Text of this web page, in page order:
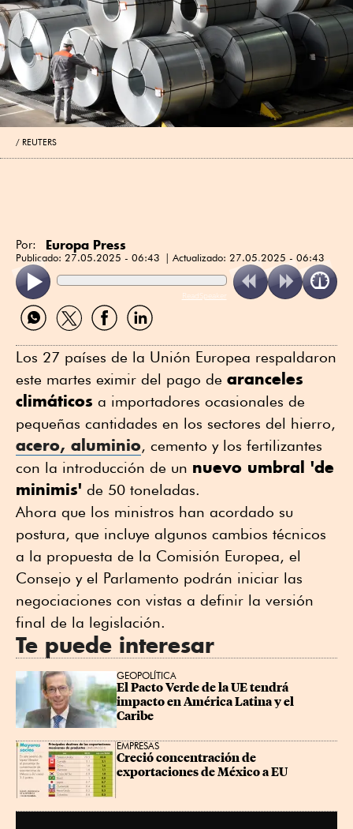
REUTERS
Por: Europa Press
Publicado: 27.05.2025 - 06:43 Actualizado: 27.05.2025 - 06:43
ReadSpeaker
Compartir
por
Compartir
por
Compartir
por
Compartir
por
Los 27 países de la Unión Europea respaldaron
este martes eximir del pago de aranceles
climáticos a importadores ocasionales de
pequeñas cantidades en los sectores del hierro,
acero, aluminio, cemento y los fertilizantes
con la introducción de un nuevo umbral 'de
minimis' de 50 toneladas.
Ahora que los ministros han acordado su
postura, que incluye algunos cambios técnicos
a la propuesta de la Comisión Europea, el
Consejo y el Parlamento podrán iniciar las
negociaciones con vistas a definir la versión
final de la legislación.
Te puede interesar
GEOPOLÍTICA
El Pacto Verde de la UE tendrá
impacto en América Latina y el
Caribe
EMPRESAS
Creció concentración de
exportaciones de México a EU